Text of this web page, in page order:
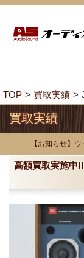
TOP 買取実績
買取実績
【お知らせ】
高額買取実施